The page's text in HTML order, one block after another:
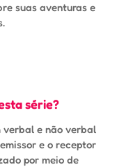
suas aventuras e
série?
verbal e não verbal
e o receptor
por meio de